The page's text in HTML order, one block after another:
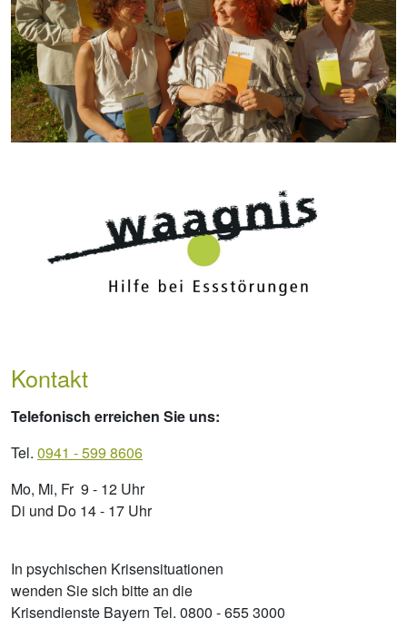
Kontakt
Telefonisch erreichen Sie uns:
Tel. 0941 - 599 8606
Mo, Mi, Fr 9 - 12 Uhr
Di und Do 14 - 17 Uhr
In psychischen Krisensituationen
wenden Sie sich bitte an die
Krisendienste Bayern Tel. 0800 - 655 3000